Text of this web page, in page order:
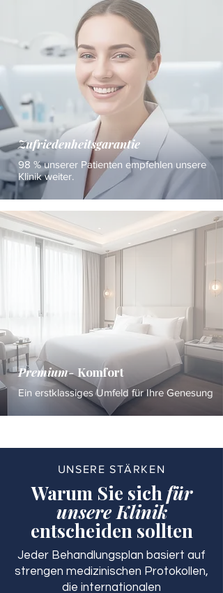
Zufriedenheitsgarantie
98 % unserer Patienten empfehlen unsere
Klinik weiter.
Premium-Komfort
Ein erstklassiges Umfeld für Ihre Genesung
UNSERE STÄRKEN
Warum Sie sichfür
unsere Klinik
entscheiden sollten
Jeder Behandlungsplan basiert auf
strengen medizinischen Protokollen,
die internationalen